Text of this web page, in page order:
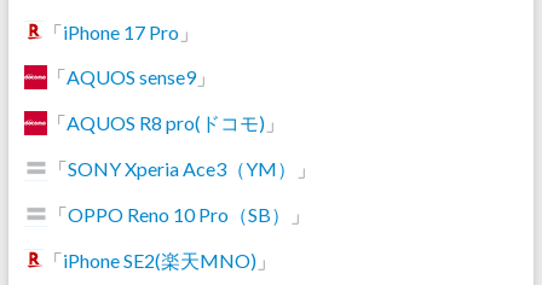
「iPhone 17 Pro」
「AQUOS sense9」
「AQUOS R8 pro(ドコモ)」
「SONY Xperia Ace3（YM）
」
「OPPO Reno 10 Pro（SB）
」
「iPhone SE2(楽天MNO)」